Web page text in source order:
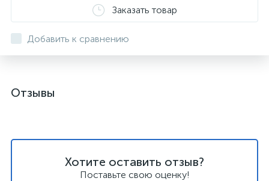
Заказать товар
Добавить к сравнению
Отзывы
Хотите оставить отзыв?
Поставьте свою оценку!